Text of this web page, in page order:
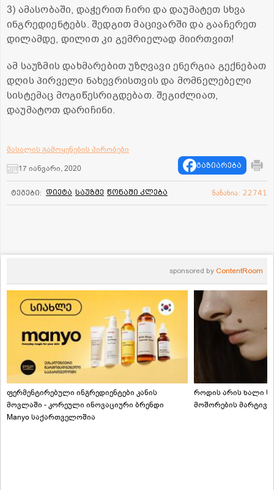
3) ამასობაში, დაჭერით ჩირი და დაუმატეთ სხვა
ინგრედიენტებს. შედგით მაცივარში და გააჩერეთ
დილამდე, დილით კი გემრიელად მიირთვით!
ამ საუზმის დახმარებით უზღვავი ენერგია გექნებათ
დღის პირველი ნახევრისთვის და მომნელებელი
სისტემაც მოგიწესრიგდებათ. შეგიძლიათ,
დაუმატოთ დარიჩინი.
მასალის გამოყენების პირობები
17 იანვარი, 2020
გაზიარება
ტეგები: დიეტა საუზმე წონაში კლება ნანახია: 22741
sponsored by ContentRoom
ფერმენტირებული ინგრედიენტები კანის
მოვლაში - კორეული ინოვაციური ბრენდი
Manyo საქართველოშია
როდის არის ხალი
მოშორების